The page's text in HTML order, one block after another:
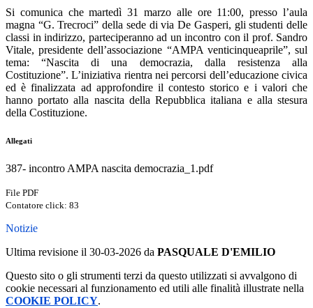
Si comunica che martedì 31 marzo alle ore 11:00, presso l’aula
magna “G. Trecroci” della sede di via De Gasperi, gli studenti delle
classi in indirizzo, parteciperanno ad un incontro con il prof. Sandro
Vitale, presidente dell’associazione “AMPA venticinqueaprile”, sul
tema: “Nascita di una democrazia, dalla resistenza alla
Costituzione”. L’iniziativa rientra nei percorsi dell’educazione civica
ed è finalizzata ad approfondire il contesto storico e i valori che
hanno portato alla nascita della Repubblica italiana e alla stesura
della Costituzione.
Allegati
387- incontro AMPA nascita democrazia_1.pdf
File PDF
Contatore click: 83
Notizie
Ultima revisione il 30-03-2026 da PASQUALE D'EMILIO
Questo sito o gli strumenti terzi da questo utilizzati si avvalgono di
cookie necessari al funzionamento ed utili alle finalità illustrate nella
COOKIE POLICY.